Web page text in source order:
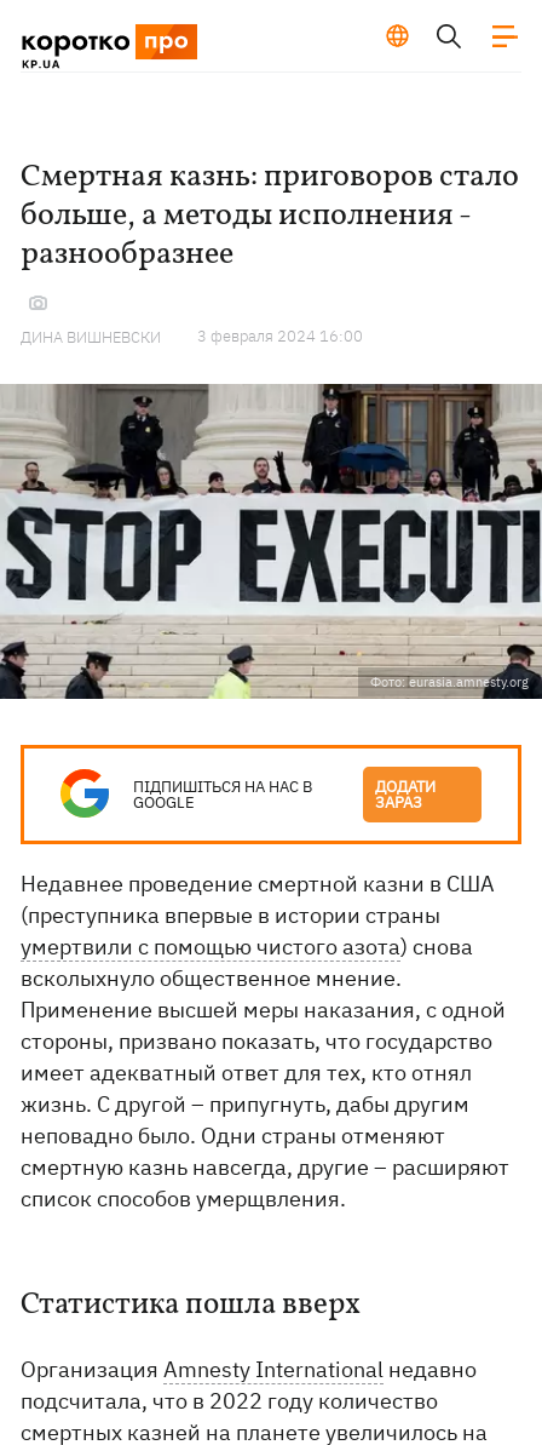
Смертная казнь: приговоров стало
больше, а методы исполнения -
разнообразнее
ДИНА ВИШНЕВСКИ 3 февраля 2024 16:00
Фото: eurasia.amnesty.org
ПІДПИШІТЬСЯ НА НАС В
GOOGLE
ДОДАТИ
ЗАРАЗ
Недавнее проведение смертной казни в США
(преступника впервые в истории страны
умертвили с помощью чистого азота) снова
всколыхнуло общественное мнение.
Применение высшей меры наказания, с одной
стороны, призвано показать, что государство
имеет адекватный ответ для тех, кто отнял
жизнь. С другой – припугнуть, дабы другим
неповадно было. Одни страны отменяют
смертную казнь навсегда, другие – расширяют
список способов умерщвления.
Статистика пошла вверх
ОрганизацияAmnesty International недавно
подсчитала, что в 2022 году количество
смертных казней на планете увеличилось на